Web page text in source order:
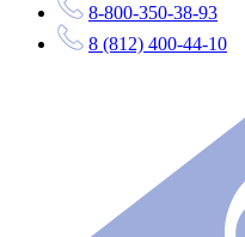
8-800-350-38-93
8 (812) 400-44-10